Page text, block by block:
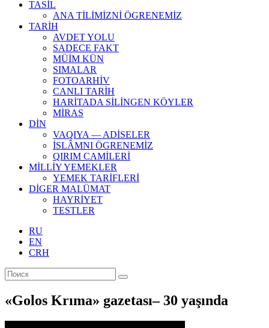
TASİL
ANA TİLİMİZNİ ÖGRENEMİZ
TARİH
AVDET YOLU
SADECE FAKT
MÜİM KÜN
SIMАLAR
FOTOARHİV
CANLI TARİH
HARİTADA SİLİNGEN KÖYLER
MİRAS
DİN
VAQIYA — ADİSELER
İSLÂMNI ÖGRENEMİZ
QIRIM CAMİLERİ
MİLLİY YEMEKLER
YEMEK TARİFLERİ
DİGER MALÜMAT
HAYRİYET
TESTLER
RU
EN
CRH
«Golos Krıma» gazetası– 30 yaşında